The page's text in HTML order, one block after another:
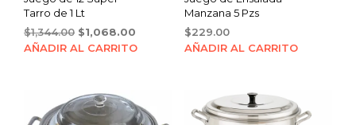
Tarro de 1 Lt
$1,344.00 Original
price
$1,068.00
price
AÑADIR AL CARRITO
Manzana 5 Pzs
$229.00
AÑADIR AL CARRITO